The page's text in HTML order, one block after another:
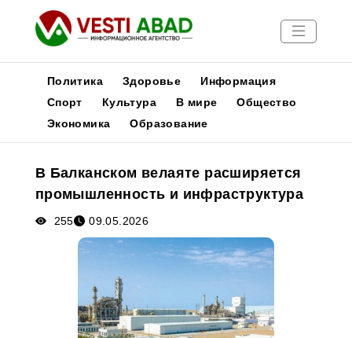
Новости
Медиа
Афиша
Политика Здоровье
Информация
Спорт
Культура В мире
Общество
Экономика
Образование
В Балканском велаяте расширяется
промышленность и инфраструктура
255 09.05.2026